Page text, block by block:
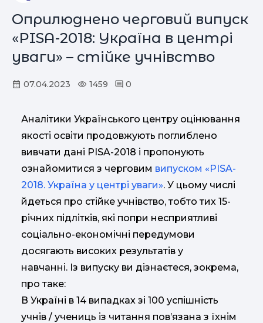
Оприлюднено черговий випуск
«PISA-2018: Україна в центрі
уваги» – стійке учнівство
07.04.2023 1459 0
Аналітики Українського центру оцінювання
якості освіти продовжують поглиблено
вивчати дані PISA-2018 і пропонують
ознайомитися з черговим випуском «PISA-
2018. Україна у центрі уваги». У цьому числі
йдеться про стійке учнівство, тобто тих 15-
річних підлітків, які попри несприятливі
соціально-економічні передумови
досягають високих результатів у
навчанні. Із випуску ви дізнаєтеся, зокрема,
про таке:
В Україні в 14 випадках зі 100 успішність
учнів / учениць із читання пов’язана з їхнім